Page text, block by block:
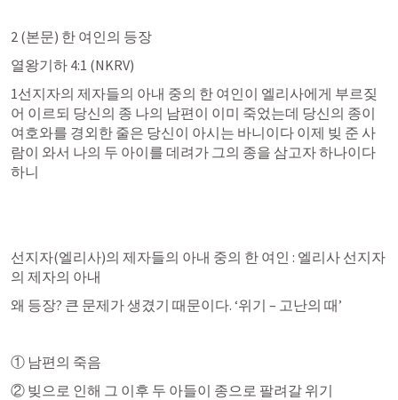
2 (본문) 한 여인의 등장
열왕기하 4:1 (NKRV)
1선지자의 제자들의 아내 중의 한 여인이 엘리사에게 부르짖
어 이르되 당신의 종 나의 남편이 이미 죽었는데 당신의 종이
여호와를 경외한 줄은 당신이 아시는 바니이다 이제 빚 준 사
람이 와서 나의 두 아이를 데려가 그의 종을 삼고자 하나이다
하니
선지자(엘리사)의 제자들의 아내 중의 한 여인 : 엘리사 선지자
의 제자의 아내
왜 등장? 큰 문제가 생겼기 때문이다. ‘위기 – 고난의 때’
① 남편의 죽음
② 빚으로 인해 그 이후 두 아들이 종으로 팔려갈 위기